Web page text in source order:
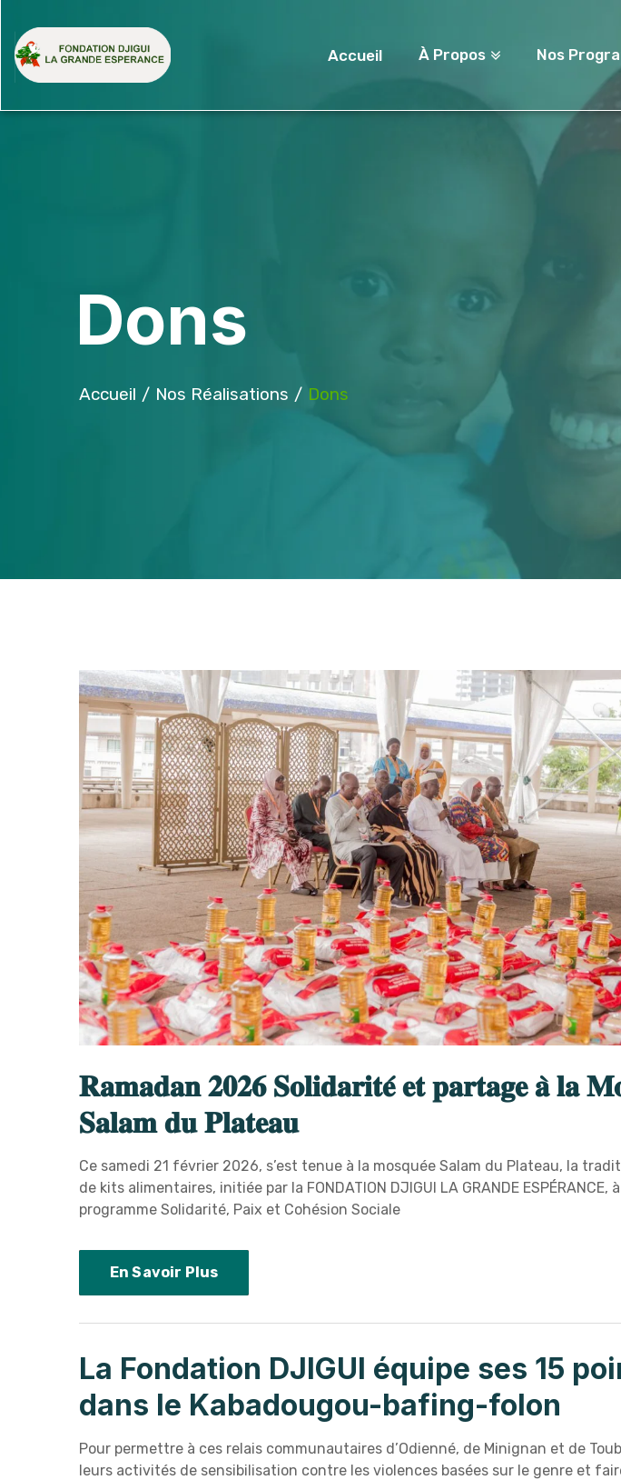
Accueil À Propos Nos
Dons
Accueil Nos Réalisations Dons
𝐑𝐚𝐦𝐚𝐝𝐚𝐧 𝟐𝟎𝟐𝟔 𝐒𝐨𝐥𝐢𝐝𝐚𝐫𝐢𝐭𝐞́ 𝐞𝐭 𝐩𝐚𝐫𝐭𝐚𝐠𝐞 𝐚̀ 𝐥𝐚
𝐒𝐚𝐥𝐚𝐦 𝐝𝐮 𝐏𝐥𝐚𝐭𝐞𝐚𝐮
Ce samedi 21 février 2026, s’est tenue à la mosquée Salam du Plateau, la
de kits alimentaires, initiée par la FONDATION DJIGUI LA GRANDE ESPÉRANCE,
programme Solidarité, Paix et Cohésion Sociale
En Savoir Plus
La Fondation DJIGUI équipe ses 15
dans le Kabadougou-bafing-folon
Pour permettre à ces relais communautaires d’Odienné, de Minignan et de
leurs activités de sensibilisation contre les violences basées sur le genre et